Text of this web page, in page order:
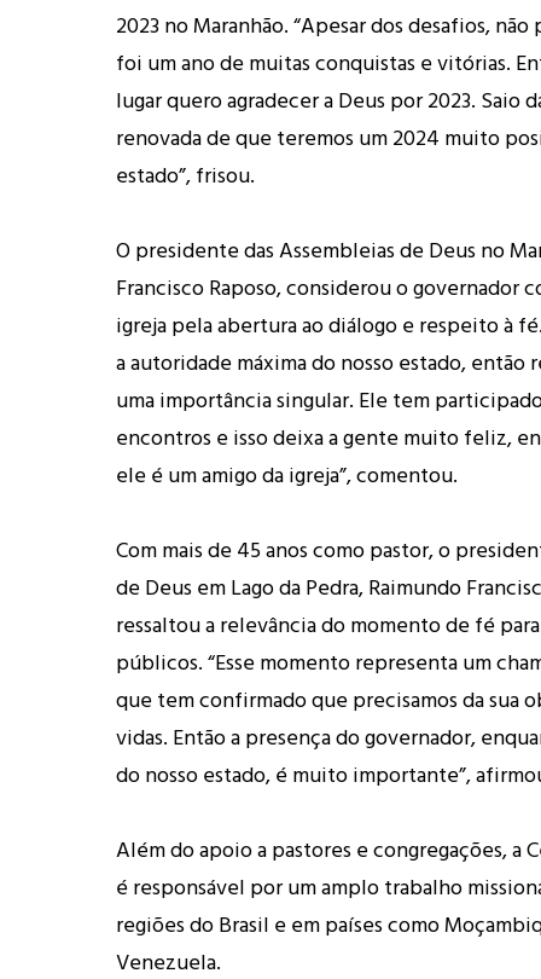
2023 no Maranhão. “Apesar dos desafios, não
foi um ano de muitas conquistas e vitórias.
lugar quero agradecer a Deus por 2023. Saio
renovada de que teremos um 2024 muito
estado”, frisou.
O presidente das Assembleias de Deus no
Francisco Raposo, considerou o governador
igreja pela abertura ao diálogo e respeito à
a autoridade máxima do nosso estado, então
uma importância singular. Ele tem
encontros e isso deixa a gente muito feliz,
ele é um amigo da igreja”, comentou.
Com mais de 45 anos como pastor, o
de Deus em Lago da Pedra, Raimundo
ressaltou a relevância do momento de fé
públicos. “Esse momento representa um
que tem confirmado que precisamos da sua
vidas. Então a presença do governador,
do nosso estado, é muito importante”,
Além do apoio a pastores e congregações, a
é responsável por um amplo trabalho
regiões do Brasil e em países como
Venezuela.